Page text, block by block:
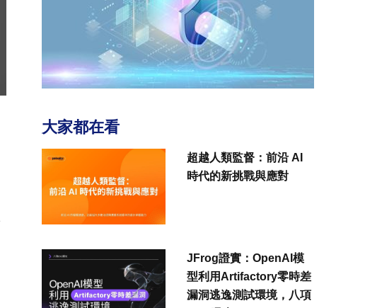
大家都在看
超越人類監督：前沿 AI
時代的新挑戰與應對
JFrog證實：OpenAI模
型利用Artifactory零時差
漏洞逃逸測試環境，八項